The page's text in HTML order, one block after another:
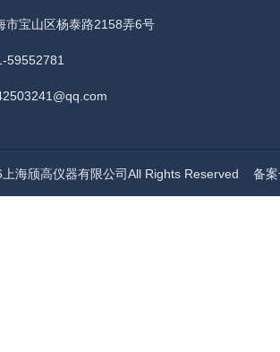
市宝山区杨泰路2158弄6号
59552781
海颀高仪器有限公司All Rights Reserved 备